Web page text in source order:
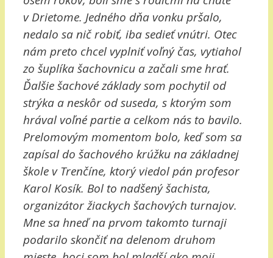
v Drietome. Jedného dňa vonku pršalo,
nedalo sa nič robiť, iba sedieť vnútri. Otec
nám preto chcel vyplniť voľný čas, vytiahol
zo šuplíka šachovnicu a začali sme hrať.
Ďalšie šachové základy som pochytil od
strýka a neskôr od suseda, s ktorým som
hrával voľné partie a celkom nás to bavilo.
Prelomovým momentom bolo, keď som sa
zapísal do šachového krúžku na základnej
škole v Trenčíne, ktorý viedol pán profesor
Karol Kosík. Bol to nadšený šachista,
organizátor žiackych šachových turnajov.
Mne sa hneď na prvom takomto turnaji
podarilo skončiť na delenom druhom